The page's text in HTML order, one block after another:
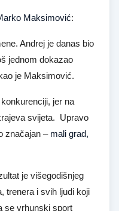
Maksimović:
Andrej je danas bio
jednom dokazao
je Maksimović.
jer na
svijeta. Upravo
značajan – mali grad,
je višegodišnjeg
trenera i svih ljudi koji
se vrhunski sport